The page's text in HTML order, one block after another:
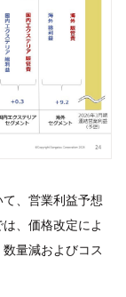
、営業利益予想
、価格改定によ
量減およびコス